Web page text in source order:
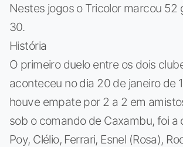
Nestes jogos o Tricolor marcou 52
30.
História
O primeiro duelo entre os dois
aconteceu no dia 20 de janeiro de
houve empate por 2 a 2 em
sob o comando de Caxambu, foi a
Poy, Clélio, Ferrari, Esnel (Rosa),